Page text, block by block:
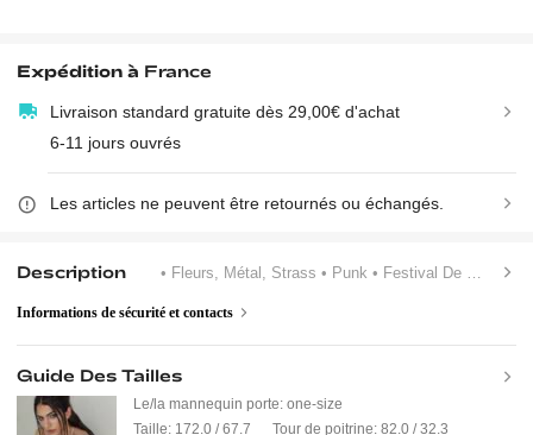
Expédition à France
Livraison standard gratuite dès 29,00€ d'achat
6-11 jours ouvrés
Les articles ne peuvent être retournés ou échangés.
Description • Fleurs, Métal, Strass • Punk • Festival De Musique
Informations de sécurité et contacts
Guide Des Tailles
Le/la mannequin porte: one-size
Taille: 172.0 / 67.7 Tour de poitrine: 82.0 / 32.3